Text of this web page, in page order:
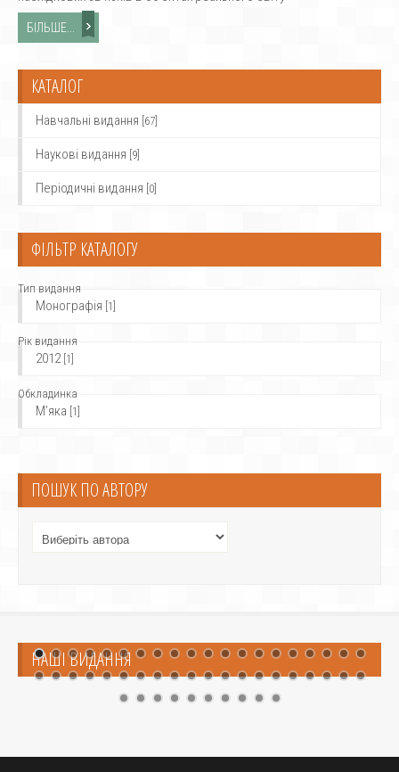
БІЛЬШЕ...
КАТАЛОГ
Навчальні видання [67]
Наукові видання [9]
Періодичні видання [0]
ФІЛЬТР КАТАЛОГУ
Тип видання
Монографія [1]
Рік видання
2012 [1]
Обкладинка
М’яка [1]
ПОШУК ПО АВТОРУ
НАШІ ВИДАННЯ